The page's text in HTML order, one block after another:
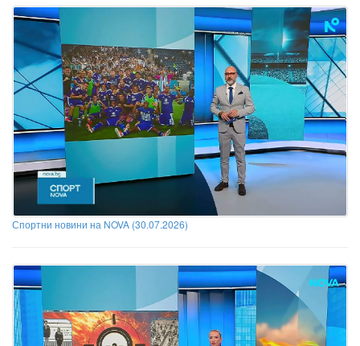
Спортни новини на NOVA (30.07.2026)